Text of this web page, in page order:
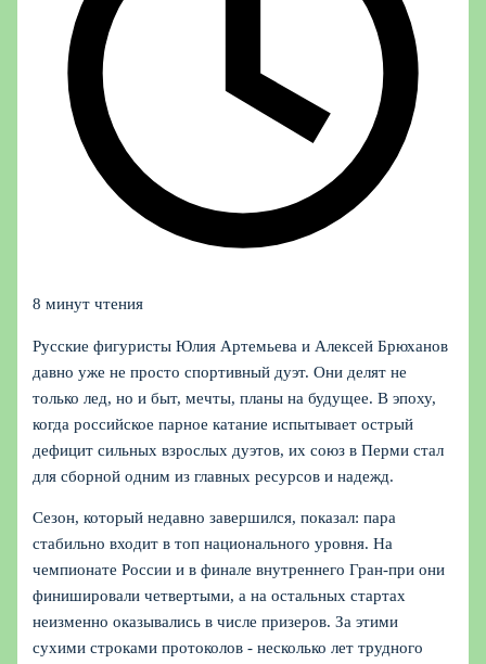
8 минут чтения
Русские фигуристы Юлия Артемьева и Алексей Брюханов
давно уже не просто спортивный дуэт. Они делят не
только лед, но и быт, мечты, планы на будущее. В эпоху,
когда российское парное катание испытывает острый
дефицит сильных взрослых дуэтов, их союз в Перми стал
для сборной одним из главных ресурсов и надежд.
Сезон, который недавно завершился, показал: пара
стабильно входит в топ национального уровня. На
чемпионате России и в финале внутреннего Гран-при они
финишировали четвертыми, а на остальных стартах
неизменно оказывались в числе призеров. За этими
сухими строками протоколов - несколько лет трудного